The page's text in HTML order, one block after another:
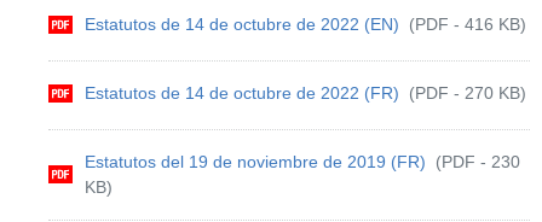
Estatutos de 14 de octubre de 2022 (EN) (PDF - 416 KB)
Estatutos de 14 de octubre de 2022 (FR) (PDF - 270 KB)
Estatutos del 19 de noviembre de 2019 (FR)
(PDF - 230
KB)